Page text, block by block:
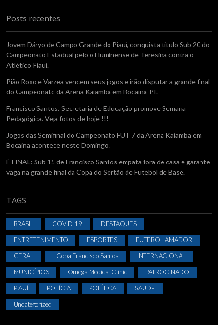
Posts recentes
Jovem Dáryo de Campo Grande do Piauí, conquista titulo Sub 20 do
Campeonato Estadual pelo o Fluminense de Teresina contra o
Atlético Piaui.
Pião Roxo e Varzea vencem seus jogos e irão disputar a grande final
do Campeonato da Arena Kaiamba em Bocaina-PI.
Francisco Santos: Secretaria de Educação promove Semana
Pedagógica. Veja fotos de hoje !!!
Jogos das Semifinal do Campeonato FUT 7 da Arena Kaiamba em
Bocaina acontece neste Domingo.
É FINAL: Sub 15 de Francisco Santos empata fora de casa e garante
vaga na grande final da Copa do Sertão de Futebol de Base.
TAGS
BRASIL COVID-19 DESTAQUES
ENTRETENIMENTO ESPORTES FUTEBOL AMADOR
GERAL II Copa Francisco Santos INTERNACIONAL
MUNICÍPIOS Omega Medical Clinic PATROCINADO
PIAUÍ POLÍCIA POLÍTICA SAÚDE
Uncategorized